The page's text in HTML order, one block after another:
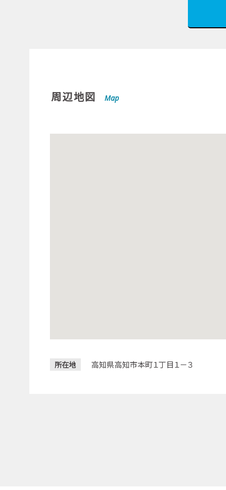
周辺地図 Map
所在地 高知県高知市本町１丁目１－３